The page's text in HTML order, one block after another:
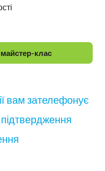
клас
вам зателефонує